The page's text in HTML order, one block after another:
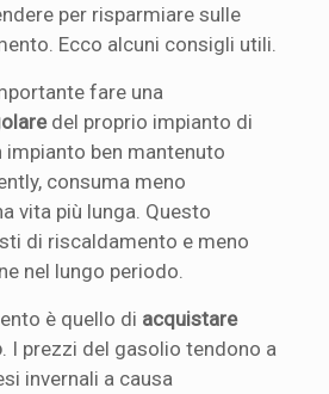
per risparmiare sulle
Ecco alcuni consigli utili.
fare una
del proprio impianto di
impianto ben mantenuto
consuma meno
vita più lunga. Questo
di riscaldamento e meno
nel lungo periodo.
è quello di acquistare
. I prezzi del gasolio tendono a
invernali a causa